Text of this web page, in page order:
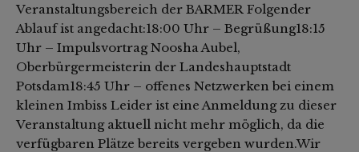
Veranstaltungsbereich der BARMER Folgender
Ablauf ist angedacht:18:00 Uhr – Begrüßung18:15
Uhr – Impulsvortrag Noosha Aubel,
Oberbürgermeisterin der Landeshauptstadt
Potsdam18:45 Uhr – offenes Netzwerken bei einem
kleinen Imbiss Leider ist eine Anmeldung zu dieser
Veranstaltung aktuell nicht mehr möglich, da die
verfügbaren Plätze bereits vergeben wurden.Wir